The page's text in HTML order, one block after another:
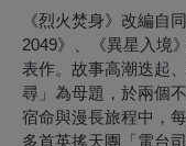
《烈火焚身》改編自
2049》、《異星入境
表作。故事高潮迭起
尋」為母題，於兩個
宿命與漫長旅程中，
多首英搖天團「電台